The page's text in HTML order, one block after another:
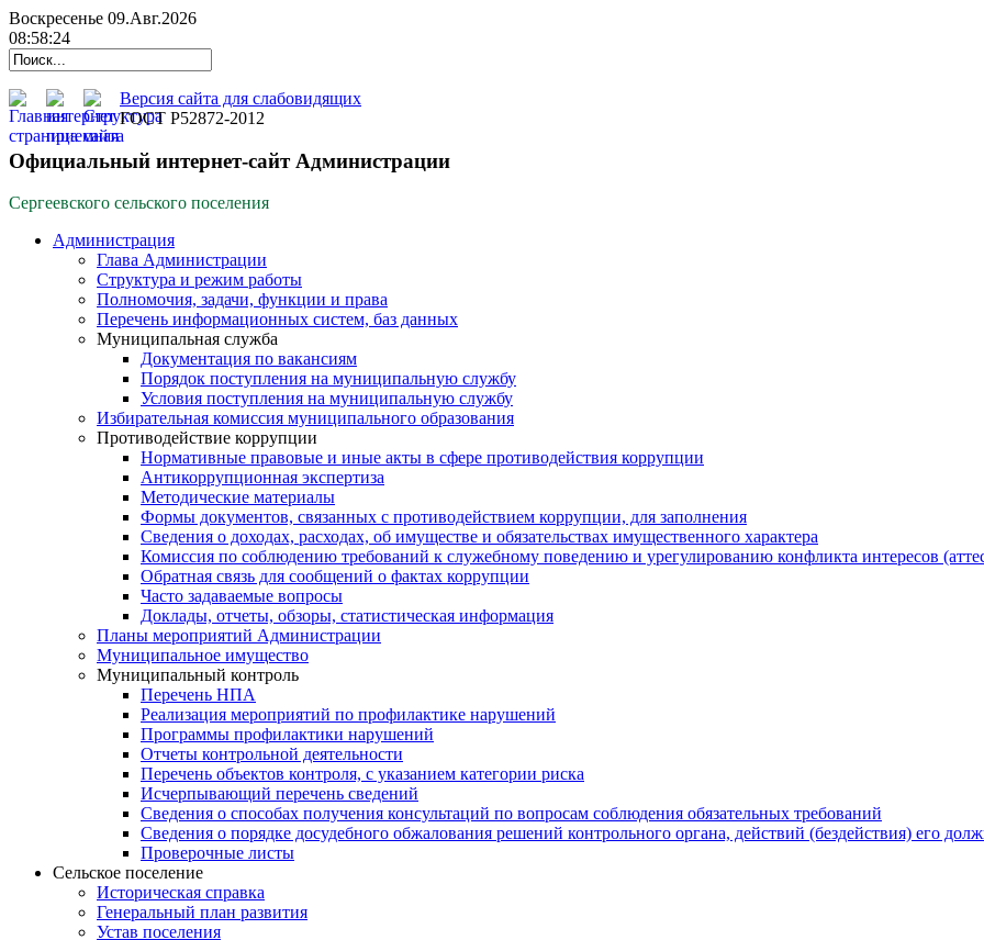
Воскресенье 09.Авг.2026
08:58:25
Версия сайта для слабовидящих
ГОСТ Р52872-2012
Официальный интернет-сайт Администрации
Сергеевского сельского поселения
Администрация
Глава Администрации
Структура и режим работы
Полномочия, задачи, функции и права
Перечень информационных систем, баз данных
Муниципальная служба
Документация по вакансиям
Порядок поступления на муниципальную службу
Условия поступления на муниципальную службу
Избирательная комиссия муниципального образования
Противодействие коррупции
Нормативные правовые и иные акты в сфере противодействия коррупции
Антикоррупционная экспертиза
Методические материалы
Формы документов, связанных с противодействием коррупции, для заполнения
Сведения о доходах, расходах, об имуществе и обязательствах имущественного характера
Комиссия по соблюдению требований к служебному поведению и урегулированию конфликта интересов
Обратная связь для сообщений о фактах коррупции
Часто задаваемые вопросы
Доклады, отчеты, обзоры, статистическая информация
Планы мероприятий Администрации
Муниципальное имущество
Муниципальный контроль
Перечень НПА
Реализация мероприятий по профилактике нарушений
Программы профилактики нарушений
Отчеты контрольной деятельности
Перечень объектов контроля, с указанием категории риска
Исчерпывающий перечень сведений
Сведения о способах получения консультаций по вопросам соблюдения обязательных требований
Сведения о порядке досудебного обжалования решений контрольного органа, действий (бездействия) его
Проверочные листы
Сельское поселение
Историческая справка
Генеральный план развития
Устав поселения